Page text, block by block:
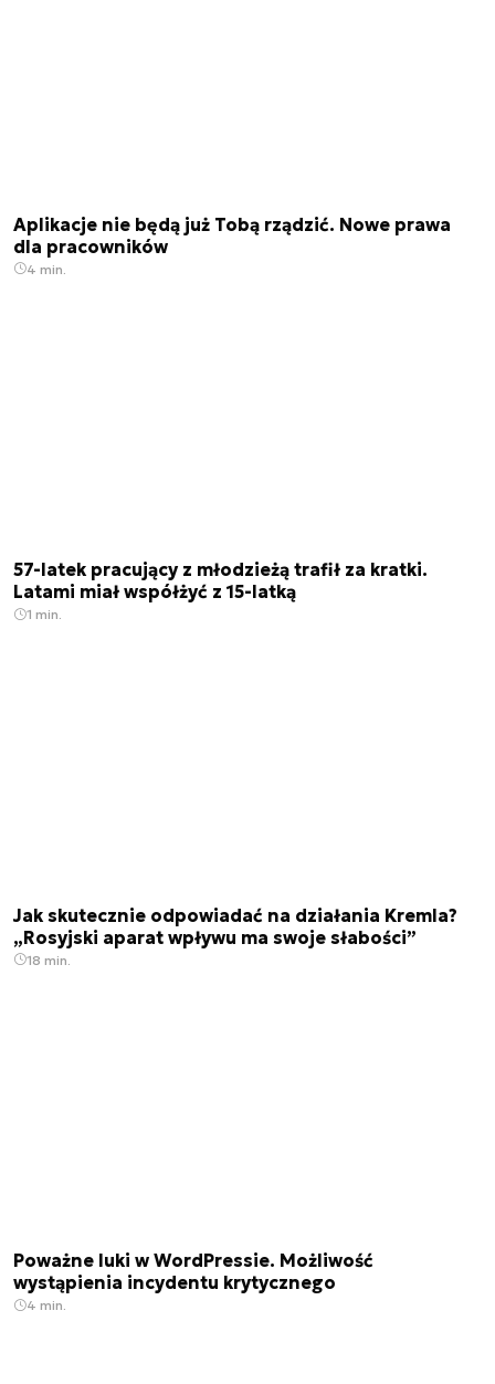
Aplikacje nie będą już Tobą rządzić. Nowe prawa
dla pracowników
4 min.
57-latek pracujący z młodzieżą trafił za kratki.
Latami miał współżyć z 15-latką
1 min.
Jak skutecznie odpowiadać na działania Kremla?
„Rosyjski aparat wpływu ma swoje słabości”
18 min.
Poważne luki w WordPressie. Możliwość
wystąpienia incydentu krytycznego
4 min.